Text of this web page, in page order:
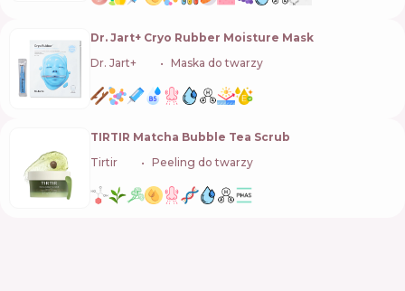
Dr. Jart+ Cryo Rubber Moisture Mask
Dr. Jart+
Maska do twarzy
TIRTIR Matcha Bubble Tea Scrub
Tirtir
Peeling do twarzy